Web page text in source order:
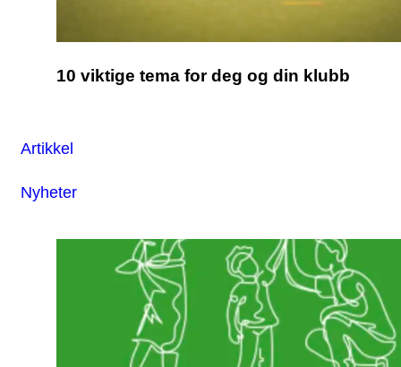
10 viktige tema for deg og din klubb
Artikkel
Nyheter